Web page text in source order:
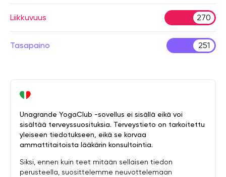
Liikkuvuus 270
Tasapaino 251
Unagrande YogaClub -sovellus ei sisällä eikä voi
sisältää terveyssuosituksia. Terveystieto on tarkoitettu
yleiseen tiedotukseen, eikä se korvaa
ammattitaitoista lääkärin konsultointia.
Siksi, ennen kuin teet mitään sellaisen tiedon
perusteella, suosittelemme neuvottelemaan